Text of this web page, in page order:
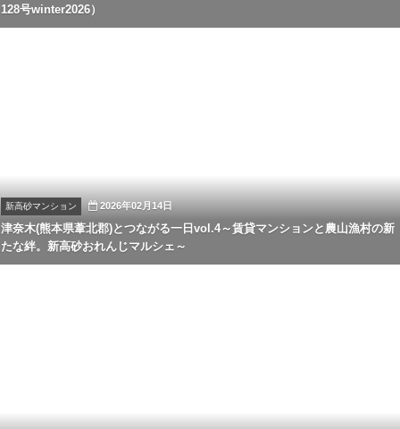
128号winter2026）
新高砂マンション 2026年02月14日
津奈木(熊本県葦北郡)とつながる一日vol.4～賃貸マンションと農山漁村の新
たな絆。新高砂おれんじマルシェ～